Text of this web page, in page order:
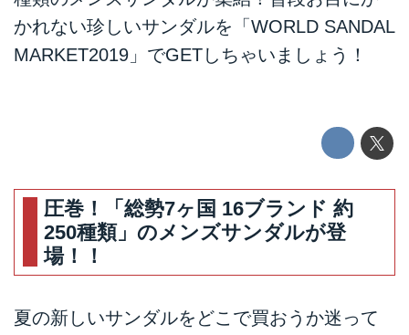
かれない珍しいサンダルを「WORLD SANDAL
MARKET2019」でGETしちゃいましょう！
圧巻！「総勢7ヶ国 16ブランド 約
250種類」のメンズサンダルが登
場！！
夏の新しいサンダルをどこで買おうか迷って